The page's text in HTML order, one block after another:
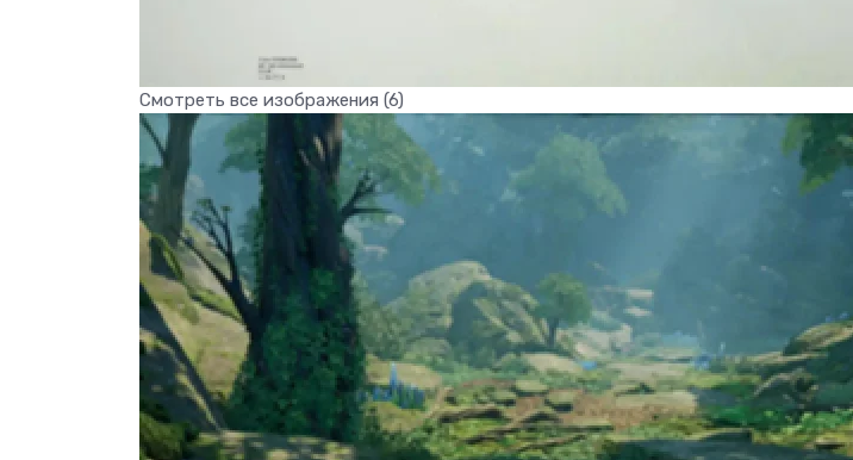
Смотреть все изображения (6)